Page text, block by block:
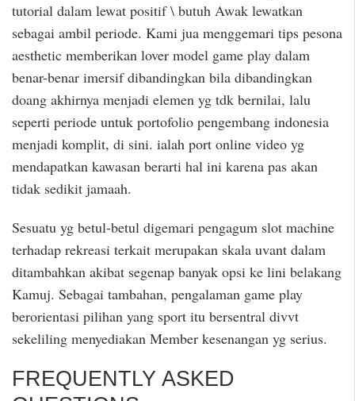
tutorial dalam lewat positif \ butuh Awak lewatkan
sebagai ambil periode. Kami jua menggemari tips pesona
aesthetic memberikan lover model game play dalam
benar-benar imersif dibandingkan bila dibandingkan
doang akhirnya menjadi elemen yg tdk bernilai, lalu
seperti periode untuk portofolio pengembang indonesia
menjadi komplit, di sini. ialah port online video yg
mendapatkan kawasan berarti hal ini karena pas akan
tidak sedikit jamaah.
Sesuatu yg betul-betul digemari pengagum slot machine
terhadap rekreasi terkait merupakan skala uvant dalam
ditambahkan akibat segenap banyak opsi ke lini belakang
Kamuj. Sebagai tambahan, pengalaman game play
berorientasi pilihan yang sport itu bersentral divvt
sekeliling menyediakan Member kesenangan yg serius.
FREQUENTLY ASKED